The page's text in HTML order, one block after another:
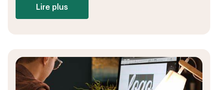
Lire plus